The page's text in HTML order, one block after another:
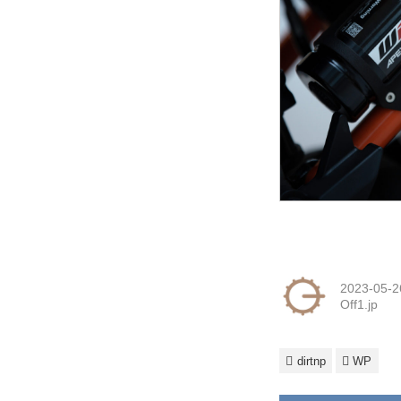
2023-05-
Off1.jp
dirtnp WP